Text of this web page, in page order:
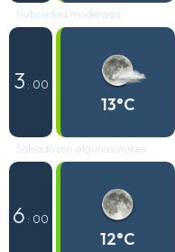
Nubosidad moderada
3 : 00
13°C
Soleado con algunas nubes
6 : 00
12°C